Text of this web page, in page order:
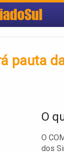
pauta
O
O
dos